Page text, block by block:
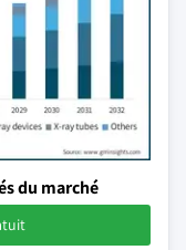
du marché